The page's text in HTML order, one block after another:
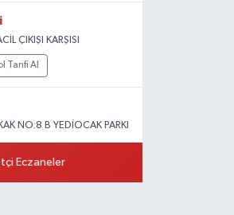
ÇIKIŞI KARŞISI
Tarifi Al
NO:8 B YEDİOCAK PARKI
Tarifi Al
Eczaneler